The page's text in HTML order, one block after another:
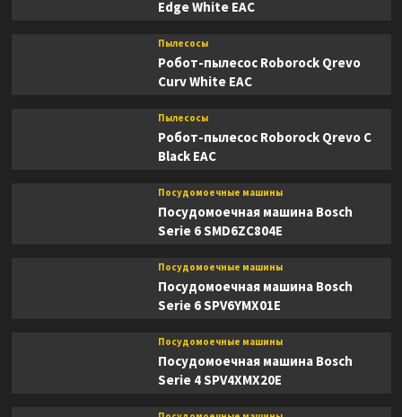
Edge White EAC
Пылесосы
Робот-пылесос Roborock Qrevo
Curv White EAC
Пылесосы
Робот-пылесос Roborock Qrevo C
Black EAC
Посудомоечные машины
Посудомоечная машина Bosch
Serie 6 SMD6ZC804E
Посудомоечные машины
Посудомоечная машина Bosch
Serie 6 SPV6YMX01E
Посудомоечные машины
Посудомоечная машина Bosch
Serie 4 SPV4XMX20E